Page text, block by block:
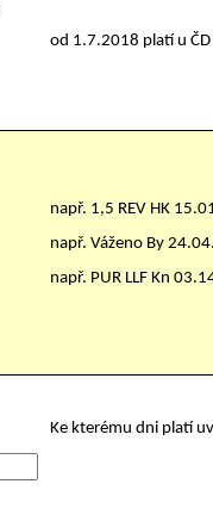
od 1.7.2018 platí u
např. 1,5 REV HK
např. Váženo By
např. PUR LLF Kn
Ke kterému dni platí